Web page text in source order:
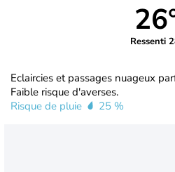
Ressenti
Eclaircies et passages nuageux
Faible risque d'averses.
Risque de pluie
25 %